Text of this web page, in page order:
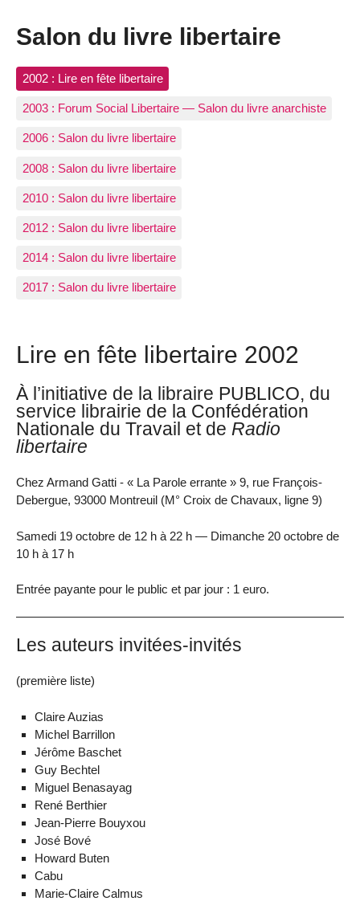
Salon du livre libertaire
2002 : Lire en fête libertaire
2003 : Forum Social Libertaire — Salon du livre anarchiste
2006 : Salon du livre libertaire
2008 : Salon du livre libertaire
2010 : Salon du livre libertaire
2012 : Salon du livre libertaire
2014 : Salon du livre libertaire
2017 : Salon du livre libertaire
Lire en fête libertaire 2002
À l’initiative de la libraire PUBLICO, du
service librairie de la Confédération
Nationale du Travail et de Radio
libertaire
Chez Armand Gatti - « La Parole errante » 9, rue François-
Debergue, 93000 Montreuil (M° Croix de Chavaux, ligne 9)
Samedi 19 octobre de 12 h à 22 h — Dimanche 20 octobre de
10 h à 17 h
Entrée payante pour le public et par jour : 1 euro.
Les auteurs invitées-invités
(première liste)
Claire Auzias
Michel Barrillon
Jérôme Baschet
Guy Bechtel
Miguel Benasayag
René Berthier
Jean-Pierre Bouyxou
José Bové
Howard Buten
Cabu
Marie-Claire Calmus